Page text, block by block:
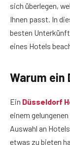
sich überlegen,
Ihnen passt. In
besten
eines Hotels
Warum ein
Ein Düsseldorf
einem
Auswahl an
etwas zu bieten